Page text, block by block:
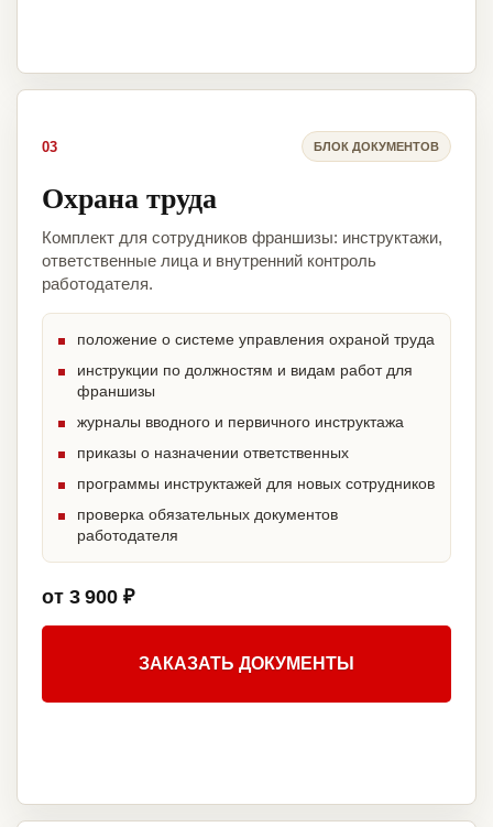
03 БЛОК ДОКУМЕНТОВ
Охрана труда
Комплект для сотрудников франшизы: инструктажи,
ответственные лица и внутренний контроль
работодателя.
положение о системе управления охраной труда
инструкции по должностям и видам работ для
франшизы
журналы вводного и первичного инструктажа
приказы о назначении ответственных
программы инструктажей для новых сотрудников
проверка обязательных документов
работодателя
от 3 900 ₽
ЗАКАЗАТЬ ДОКУМЕНТЫ